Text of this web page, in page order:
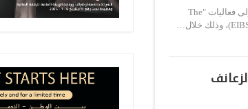
أعلنت مجموعة عامر القابضة "عامر"، من خلال بورتو مارينا، استضافة أولى فعاليات "The